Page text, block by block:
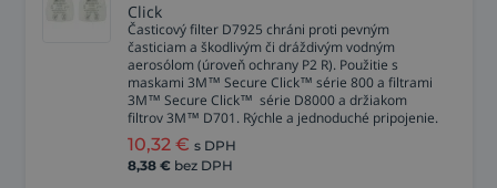
Click
Časticový filter D7925 chráni proti pevným
časticiam a škodlivým či dráždivým vodným
aerosólom (úroveň ochrany P2 R). Použitie s
maskami 3M™ Secure Click™ série 800 a filtrami
3M™ Secure Click™ série D8000 a držiakom
filtrov 3M™ D701. Rýchle a jednoduché pripojenie.
10,32 € s DPH
8,38 € bez DPH